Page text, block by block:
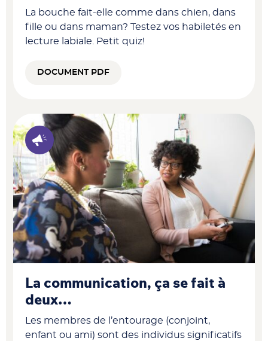
La bouche fait-elle comme dans chien, dans
fille ou dans maman? Testez vos habiletés en
lecture labiale. Petit quiz!
DOCUMENT PDF
La communication, ça se fait à
deux…
Les membres de l’entourage (conjoint,
enfant ou ami) sont des individus significatifs